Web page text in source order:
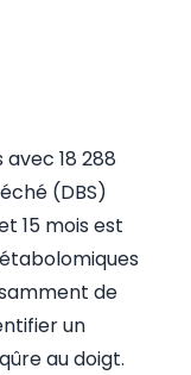
18 288
(DBS)
15 mois est
de
un
au doigt.